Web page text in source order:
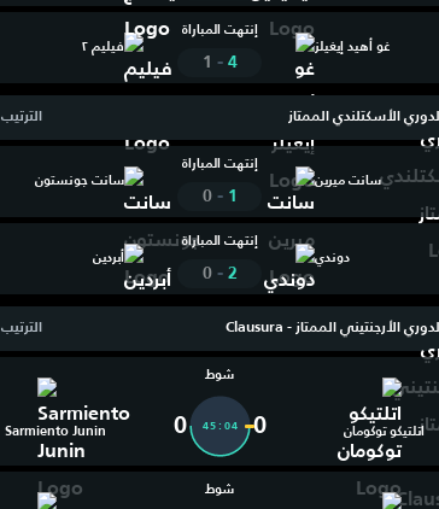
غو أهيد إيغيلز
إنتهت المباراة
4
-
1
فيليم ٢
الدوري الأسكتلندي الممتاز الترتيب
سانت ميرين
إنتهت المباراة
1
-
0
سانت جونستون
دوندي
إنتهت المباراة
2
-
0
أبردين
الدوري الأرجنتيني الممتاز - Clausura الترتيب
اتلتيكو توكومان
شوط
0
45:05
0
Sarmiento Junin
شوط